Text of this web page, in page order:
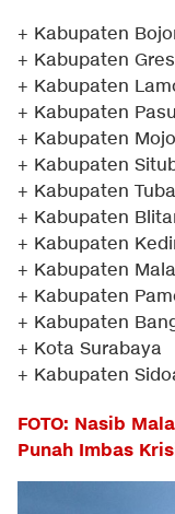
+ Kabupaten
+ Kabupaten
+ Kabupaten
+ Kabupaten
+ Kabupaten
+ Kabupaten
+ Kabupaten
+ Kabupaten
+ Kabupaten
+ Kabupaten
+ Kabupaten
+ Kabupaten
+ Kota Surabaya
+ Kabupaten
FOTO: Nasib
Punah Imbas